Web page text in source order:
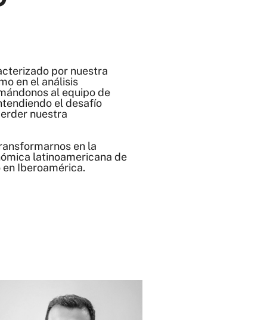
por nuestra
en el análisis
al equipo de
el desafío
nuestra
en la
latinoamericana de
Iberoamérica.